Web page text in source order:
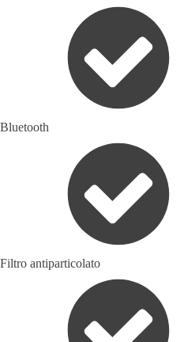
Bluetooth
Filtro antiparticolato